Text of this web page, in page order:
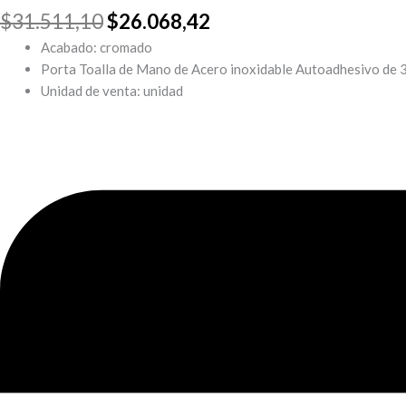
$31.511,10$26.068,42
Acabado: cromado
Porta Toalla de Mano de Acero inoxidable Autoadhesivo de
Unidad de venta: unidad